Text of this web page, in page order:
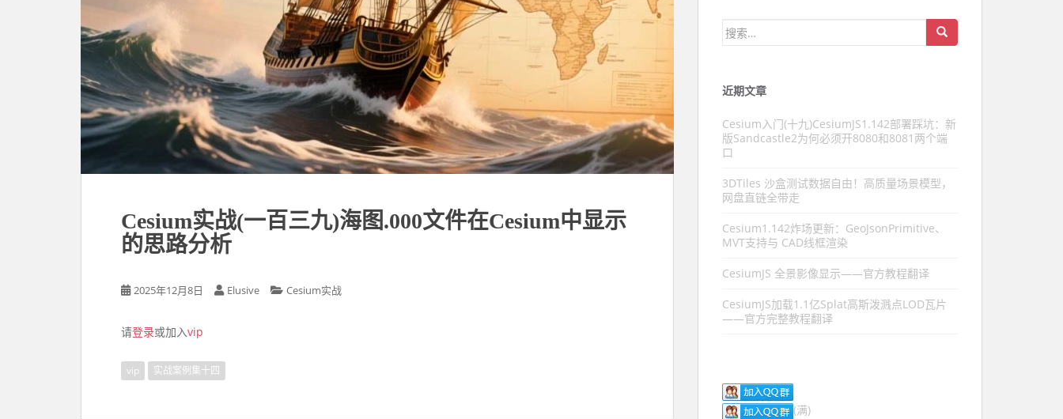
Cesium实战(一百三九)海图.000文件在Cesium中显示
的思路分析
2025年12月8日 Elusive Cesium实战
请登录或加入vip
vip 实战案例集十四
搜索：
近期文章
Cesium入门(十九)CesiumJS1.142部署踩坑：新
版Sandcastle2为何必须开8080和8081两个端
口
3DTiles 沙盒测试数据自由！高质量场景模型，
网盘直链全带走
Cesium1.142炸场更新：GeoJsonPrimitive、
MVT支持与 CAD线框渲染
CesiumJS 全景影像显示——官方教程翻译
CesiumJS加载1.1亿Splat高斯泼溅点LOD瓦片
——官方完整教程翻译
(满)